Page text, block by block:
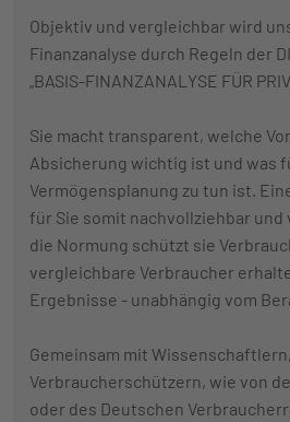
Objektiv und vergleichbar wird
Finanzanalyse durch Regeln der
„BASIS-FINANZANALYSE FÜR
Sie macht transparent, welche
Absicherung wichtig ist und was
Vermögensplanung zu tun ist.
für Sie somit nachvollziehbar und
die Normung schützt sie
vergleichbare Verbraucher
Ergebnisse - unabhängig vom
Gemeinsam mit
Verbraucherschützern, wie von
oder des Deutschen